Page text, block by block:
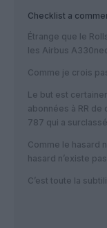
Checklist a
Étrange que le
les Airbus
Comme je crois
Le but est
abonnées à RR
787 qui a
Comme le hasard
hasard n’existe
C’est toute la